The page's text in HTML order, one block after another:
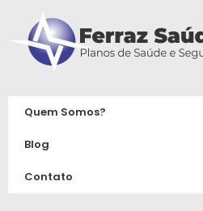
Quem Somos?
Blog
Contato